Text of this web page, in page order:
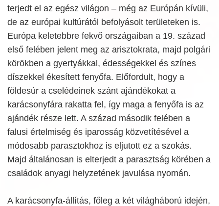
terjedt el az egész világon – még az Európán kívüli,
de az európai kultúrától befolyásolt területeken is.
Európa keletebbre fekvő országaiban a 19. század
első felében jelent meg az arisztokrata, majd polgári
körökben a gyertyákkal, édességekkel és színes
díszekkel ékesített fenyőfa. Előfordult, hogy a
földesúr a cselédeinek szánt ajándékokat a
karácsonyfára rakatta fel, így maga a fenyőfa is az
ajándék része lett. A század második felében a
falusi értelmiség és iparosság közvetítésével a
módosabb parasztokhoz is eljutott ez a szokás.
Majd általánosan is elterjedt a parasztság körében a
családok anyagi helyzetének javulása nyomán.
A karácsonyfa-állítás, főleg a két világháború idején,